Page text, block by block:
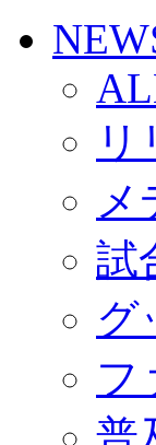
SCHEDULE
2026/27
練習見
TICKET
奈良ク
奈良
観戦
2026/
サポー
GOODS
オフィ
オンラ
ACADEMY
アカデ
コーチ
ジュニ
ジュニ
ユース
リ
メ
試
グ
フ